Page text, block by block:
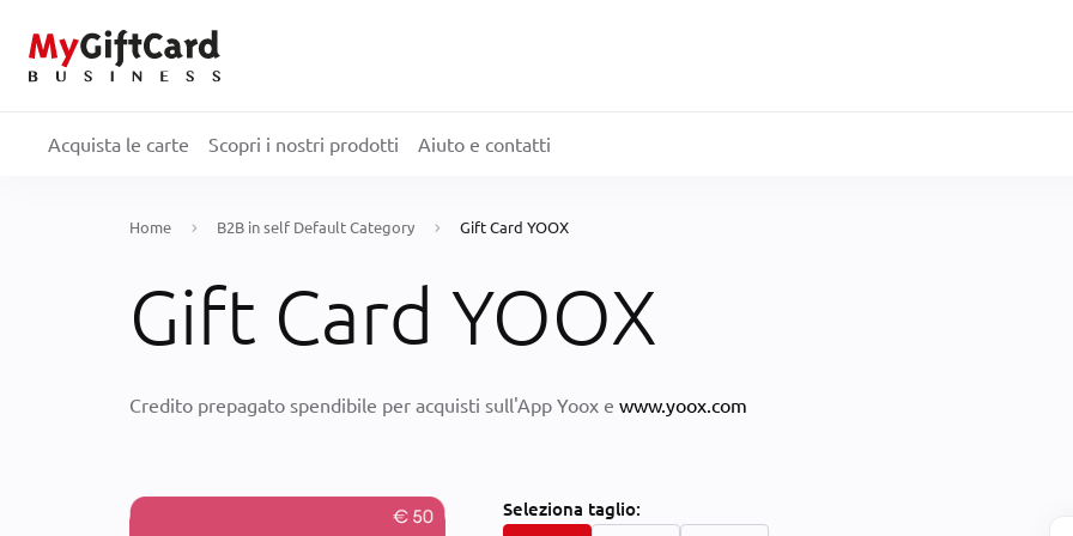
Acquista le carte Scopri i nostri prodotti Aiuto e contatti
Home B2B in self Default Category Gift Card YOOX
Gift Card YOOX
Credito prepagato spendibile per acquisti sull'App Yoox e www.yoox.com
Seleziona taglio: